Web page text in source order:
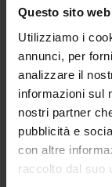
Questo sito
Utilizziamo i
annunci, per
analizzare il
informazioni sul
nostri partner
pubblicità e
con altre
raccolto dal suo
nastri e robotica).